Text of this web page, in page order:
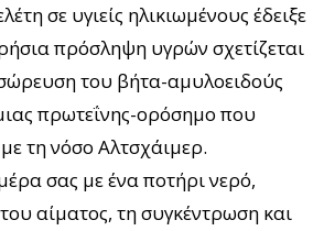
σε υγιείς ηλικιωμένους έδειξε
πρόσληψη υγρών σχετίζεται
του βήτα-αμυλοειδούς
πρωτεΐνης-ορόσημο που
τη νόσο Αλτσχάιμερ.
σας με ένα ποτήρι νερό,
αίματος, τη συγκέντρωση και